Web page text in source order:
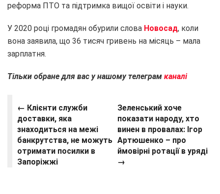
реформа ПТО та підтримка вищої освіти і науки.
У 2020 році громадян обурили слова Новосад, коли
вона заявила, що 36 тисяч гривень на місяць – мала
зарплатня.
Тільки обране для вас у нашому телеграм каналі
← Клієнти служби
доставки, яка
знаходиться на межі
банкрутства, не можуть
отримати посилки в
Запоріжжі
Зеленський хоче
показати народу, хто
винен в провалах: Ігор
Артюшенко – про
ймовірні ротації в уряді
→